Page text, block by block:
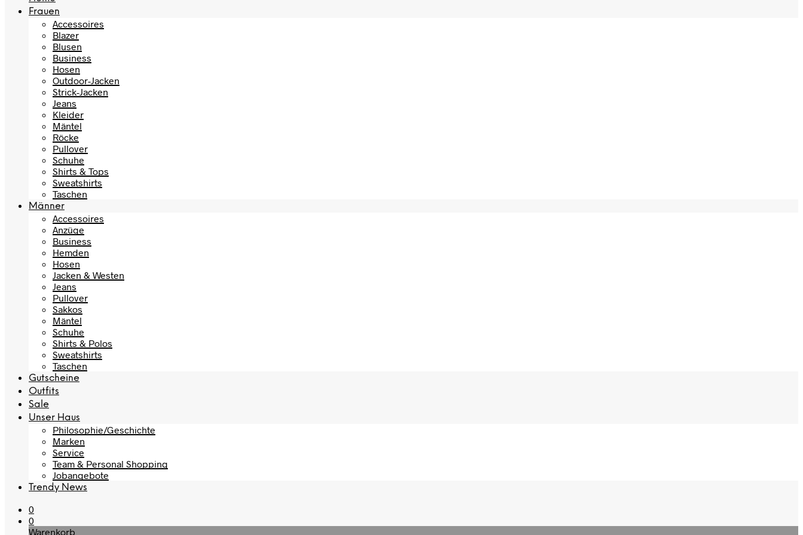
Frauen
Accessoires
Blazer
Blusen
Business
Hosen
Outdoor-Jacken
Strick-Jacken
Jeans
Kleider
Mäntel
Röcke
Pullover
Schuhe
Shirts & Tops
Sweatshirts
Taschen
Männer
Accessoires
Anzüge
Business
Hemden
Hosen
Jacken & Westen
Jeans
Pullover
Sakkos
Mäntel
Schuhe
Shirts & Polos
Sweatshirts
Taschen
Gutscheine
Outfits
Sale
Unser Haus
Philosophie/Geschichte
Marken
Service
Team & Personal Shopping
Jobangebote
Trendy News
0
0
Warenkorb